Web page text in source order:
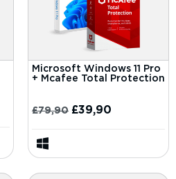
Microsoft Windows 11 Pro
+ Mcafee Total Protection
£79,90 £39,90